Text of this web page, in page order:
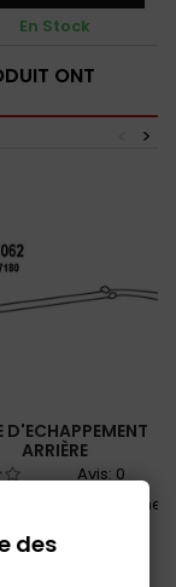
En Stock
ONT
>
D'ECHAPPEMENT
ARRIÈRE
Avis: 0
sortie d'échappement
des